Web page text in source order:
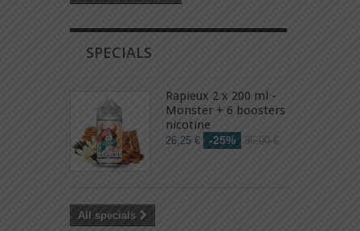
SPECIALS
Rapieux 2 x 200 ml -
Monster + 6 boosters
nicotine
26,25 € -25% 35,00 €
All specials